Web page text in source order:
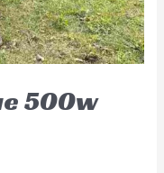
500w